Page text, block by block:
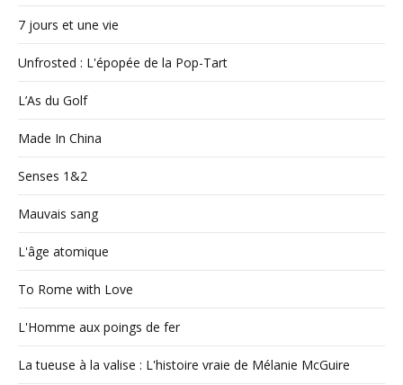
7 jours et une vie
Unfrosted : L'épopée de la Pop-Tart
L’As du Golf
Made In China
Senses 1&2
Mauvais sang
L'âge atomique
To Rome with Love
L'Homme aux poings de fer
La tueuse à la valise : L'histoire vraie de Mélanie McGuire